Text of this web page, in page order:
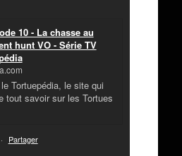
10 - La chasse au
hunt VO - Série TV
Tortuepédia, le site qui
tout savoir sur les Tortues
· Partager